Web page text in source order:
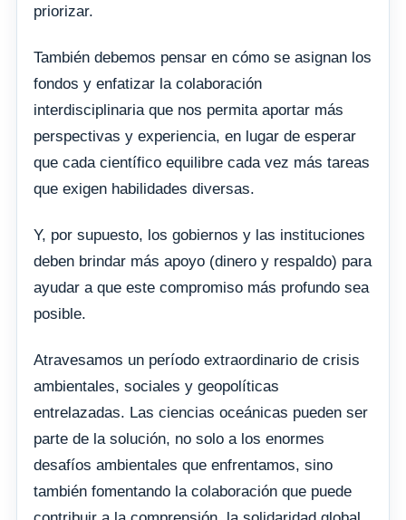
priorizar.
También debemos pensar en cómo se asignan los
fondos y enfatizar la colaboración
interdisciplinaria que nos permita aportar más
perspectivas y experiencia, en lugar de esperar
que cada científico equilibre cada vez más tareas
que exigen habilidades diversas.
Y, por supuesto, los gobiernos y las instituciones
deben brindar más apoyo (dinero y respaldo) para
ayudar a que este compromiso más profundo sea
posible.
Atravesamos un período extraordinario de crisis
ambientales, sociales y geopolíticas
entrelazadas. Las ciencias oceánicas pueden ser
parte de la solución, no solo a los enormes
desafíos ambientales que enfrentamos, sino
también fomentando la colaboración que puede